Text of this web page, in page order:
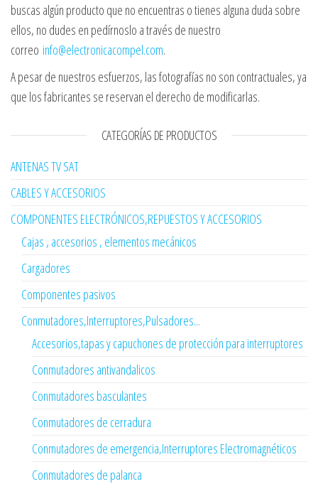
buscas algún producto que no encuentras o tienes alguna duda sobre
ellos, no dudes en pedírnoslo a través de nuestro
correo info@electronicacompel.com.
A pesar de nuestros esfuerzos, las fotografías no son contractuales, ya
que los fabricantes se reservan el derecho de modificarlas.
CATEGORÍAS DE PRODUCTOS
ANTENAS TV SAT
CABLES Y ACCESORIOS
COMPONENTES ELECTRÓNICOS,REPUESTOS Y ACCESORIOS
Cajas , accesorios , elementos mecánicos
Cargadores
Componentes pasivos
Conmutadores,Interruptores,Pulsadores...
Accesorios,tapas y capuchones de protección para interruptores
Conmutadores antivandalicos
Conmutadores basculantes
Conmutadores de cerradura
Conmutadores de emergencia,Interruptores Electromagnéticos
Conmutadores de palanca